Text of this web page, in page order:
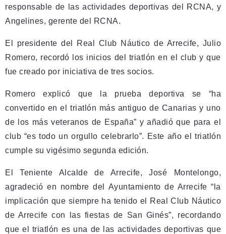
responsable de las actividades deportivas del RCNA, y
Angelines, gerente del RCNA.
El presidente del Real Club Náutico de Arrecife, Julio
Romero, recordó los inicios del triatlón en el club y que
fue creado por iniciativa de tres socios.
Romero explicó que la prueba deportiva se “ha
convertido en el triatlón más antiguo de Canarias y uno
de los más veteranos de España” y añadió que para el
club “es todo un orgullo celebrarlo”. Este año el triatlón
cumple su vigésimo segunda edición.
El Teniente Alcalde de Arrecife, José Montelongo,
agradeció en nombre del Ayuntamiento de Arrecife “la
implicación que siempre ha tenido el Real Club Náutico
de Arrecife con las fiestas de San Ginés”, recordando
que el triatlón es una de las actividades deportivas que